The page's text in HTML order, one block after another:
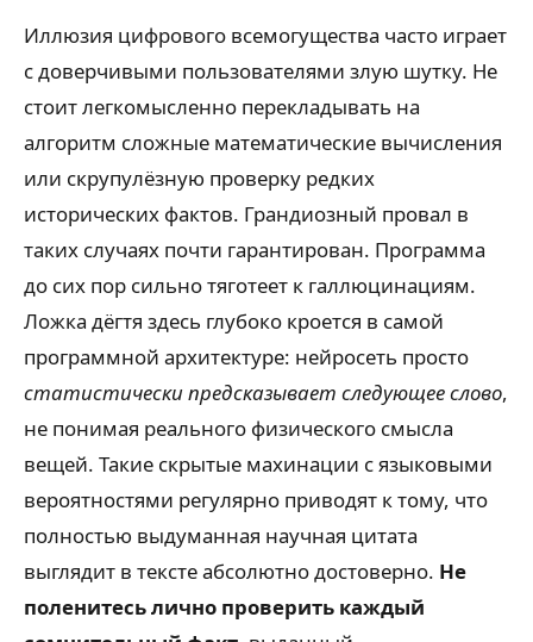
Иллюзия цифрового всемогущества часто играет
с доверчивыми пользователями злую шутку. Не
стоит легкомысленно перекладывать на
алгоритм сложные математические вычисления
или скрупулёзную проверку редких
исторических фактов. Грандиозный провал в
таких случаях почти гарантирован. Программа
до сих пор сильно тяготеет к галлюцинациям.
Ложка дёгтя здесь глубоко кроется в самой
программной архитектуре: нейросеть просто
статистически предсказывает следующее слово,
не понимая реального физического смысла
вещей. Такие скрытые махинации с языковыми
вероятностями регулярно приводят к тому, что
полностью выдуманная научная цитата
выглядит в тексте абсолютно достоверно. Не
поленитесь лично проверить каждый